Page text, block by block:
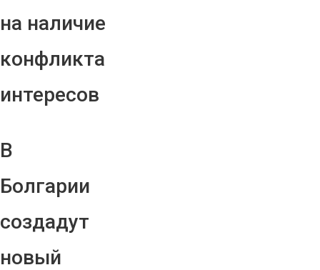
на наличие
конфликта
интересов
В
Болгарии
создадут
новый